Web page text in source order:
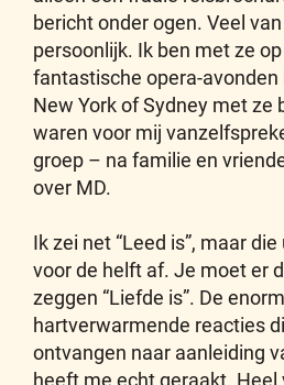
bericht onder ogen. Veel
persoonlijk. Ik ben met ze
fantastische opera-avonden
New York of Sydney met ze
waren voor mij
groep – na familie en
over MD.
Ik zei net “Leed is”, maar
voor de helft af. Je moet er
zeggen “Liefde is”. De
hartverwarmende reacties
ontvangen naar aanleiding
heeft me echt geraakt. Heel